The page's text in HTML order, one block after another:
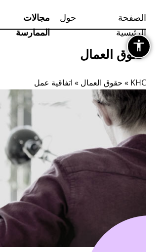
الصفحة
الرئيسية
حول
مجالات
الممارسة
حقوق العمال
KHC
» حقوق العمال » اتفاقية عمل